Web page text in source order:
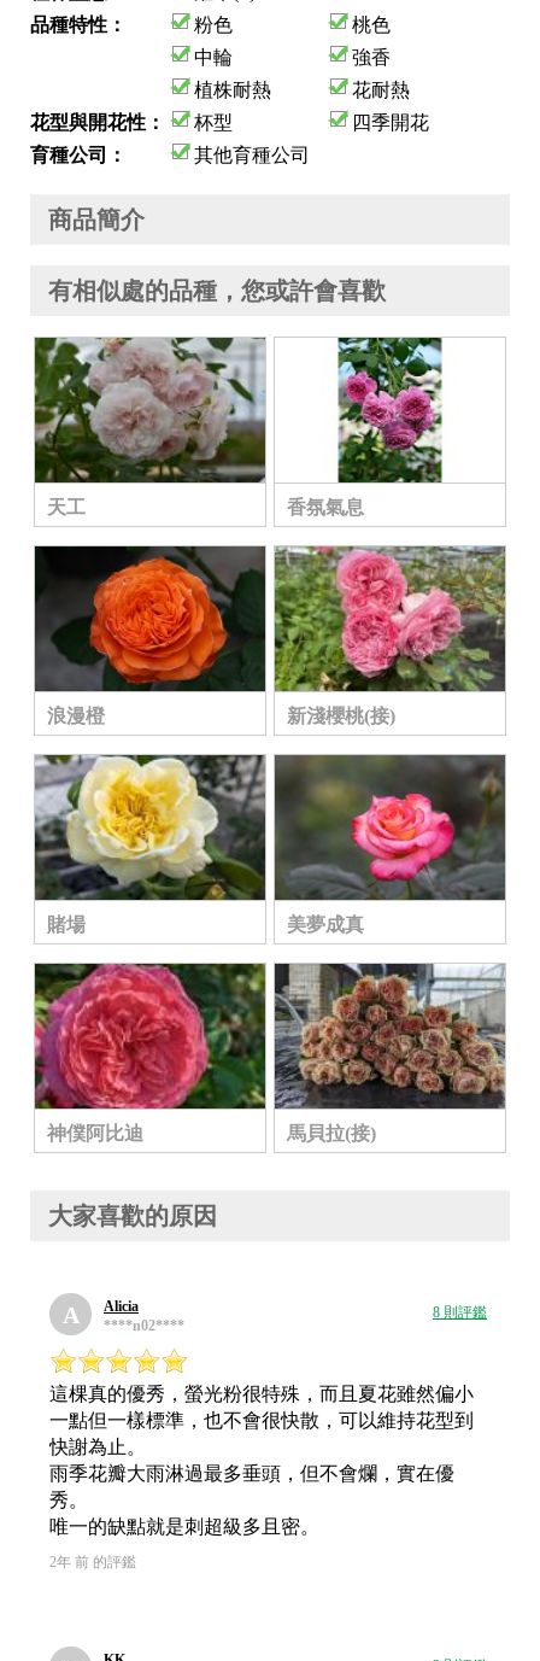
品種特性：
粉色
桃色
中輪
強香
植株耐熱
花耐熱
花型與開花性：
杯型
四季開花
育種公司：
其他育種公司
商品簡介
有相似處的品種，您或許會喜歡
天工 香氛氣息
浪漫橙 新淺櫻桃(接)
賭場 美夢成真
神僕阿比迪 馬貝拉(接)
大家喜歡的原因
A
Alicia
****n02****
8 則評鑑
這棵真的優秀，螢光粉很特殊，而且夏花雖然偏小
一點但一樣標準，也不會很快散，可以維持花型到
快謝為止。
雨季花瓣大雨淋過最多垂頭，但不會爛，實在優
秀。
唯一的缺點就是刺超級多且密。
2年 前 的評鑑